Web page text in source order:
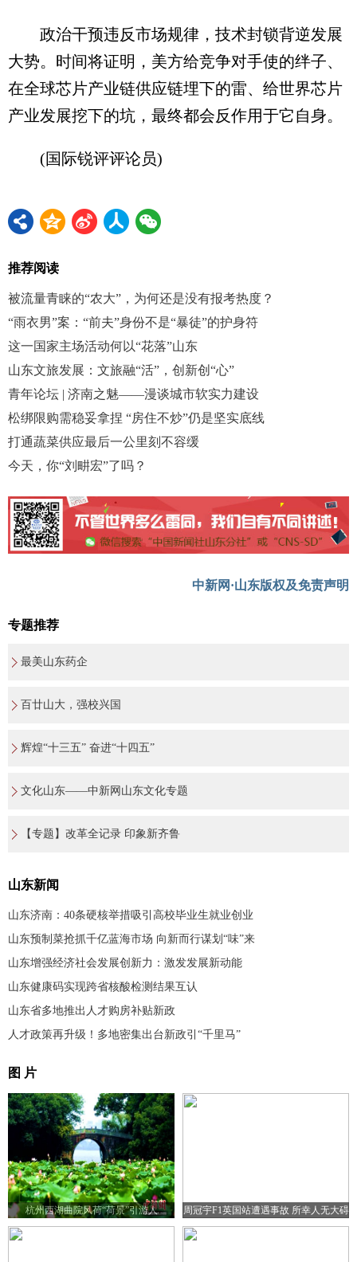
政治干预违反市场规律，技术封锁背逆发展
大势。时间将证明，美方给竞争对手使的绊子、
在全球芯片产业链供应链埋下的雷、给世界芯片
产业发展挖下的坑，最终都会反作用于它自身。
(国际锐评评论员)
推荐阅读
被流量青睐的“农大”，为何还是没有报考热度？
“雨衣男”案：“前夫”身份不是“暴徒”的护身符
这一国家主场活动何以“花落”山东
山东文旅发展：文旅融“活”，创新创“心”
青年论坛 | 济南之魅——漫谈城市软实力建设
松绑限购需稳妥拿捏 “房住不炒”仍是坚实底线
打通蔬菜供应最后一公里刻不容缓
今天，你“刘畊宏”了吗？
中新网·山东版权及免责声明
专题推荐
最美山东药企
百廿山大，强校兴国
辉煌“十三五” 奋进“十四五”
文化山东——中新网山东文化专题
【专题】改革全记录 印象新齐鲁
山东新闻
山东济南：40条硬核举措吸引高校毕业生就业创业
山东预制菜抢抓千亿蓝海市场 向新而行谋划“味”来
山东增强经济社会发展创新力：激发发展新动能
山东健康码实现跨省核酸检测结果互认
山东省多地推出人才购房补贴新政
人才政策再升级！多地密集出台新政引“千里马”
图 片
杭州西湖曲院风荷“荷景”引游人 周冠宇F1英国站遭遇事故 所幸人无大碍